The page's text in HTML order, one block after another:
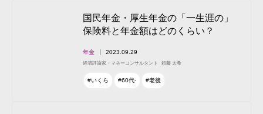
国民年金・厚生年金の「一生涯の」
保険料と年金額はどのくらい？
年金 2023.09.29
経済評論家・マネーコンサルタント 頼藤 太希
#いくら #60代- #老後